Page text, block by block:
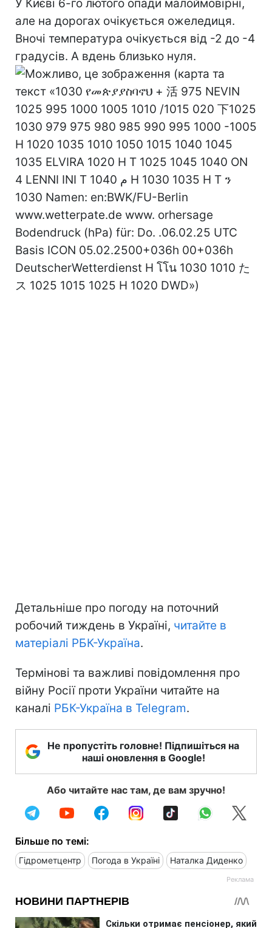
У Києві 6-го лютого опади малоймовірні,
але на дорогах очікується ожеледиця.
Вночі температура очікується від -2 до -4
градусів. А вдень близько нуля.
Детальніше про погоду на поточний
робочий тиждень в Україні, читайте в
матеріалі РБК-Україна.
Термінові та важливі повідомлення про
війну Росії проти України читайте на
каналі РБК-Україна в Telegram.
Не пропустіть головне! Підпишіться на
наші оновлення в Google!
Або читайте нас там, де вам зручно!
Більше по темі:
Гідрометцентр Погода в Україні Наталка Диденко